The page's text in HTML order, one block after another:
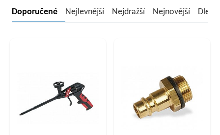
Doporučené Nejlevnější Nejdražší Nejnovější Dle